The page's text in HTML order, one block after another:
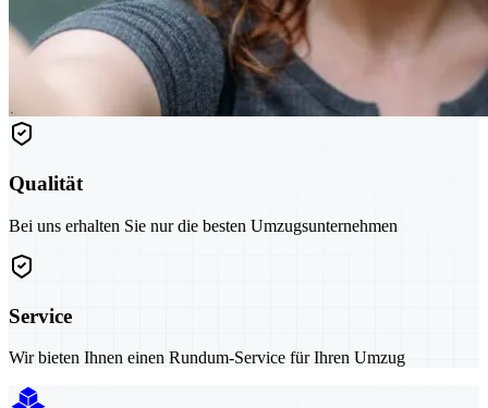
Qualität
Bei uns erhalten Sie nur die besten Umzugsunternehmen
Service
Wir bieten Ihnen einen Rundum-Service für Ihren Umzug